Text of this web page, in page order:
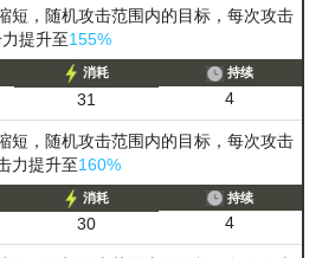
短，随机攻击范围内的目标，每次攻击
提升至155%
消耗
31
持续
4
短，随机攻击范围内的目标，每次攻击
力提升至160%
消耗
30
持续
4